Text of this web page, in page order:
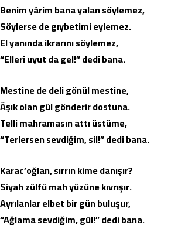
Benim yârim bana yalan söylemez,
Söylerse de gıybetimi eylemez.
El yanında ikrarını söylemez,
“Elleri uyut da gel!” dedi bana.
Mestine de deli gönül mestine,
Âşık olan gül gönderir dostuna.
Telli mahramasın attı üstüme,
“Terlersen sevdiğim, sil!” dedi bana.
Karac’oğlan, sırrın kime danışır?
Siyah zülfü mah yüzüne kıvrışır.
Ayrılanlar elbet bir gün buluşur,
“Ağlama sevdiğim, gül!” dedi bana.